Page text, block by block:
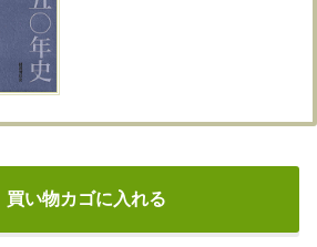
買い物カゴに入れる